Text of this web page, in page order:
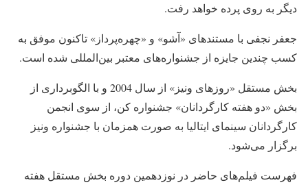
دیگر به روی پرده خواهد رفت.
جعفر نجفی با مستندهای «آشو» و «چهره‌پرداز» تاکنون موفق به
کسب چندین جایزه از جشنواره‌های معتبر بین‌المللی شده است.
بخش مستقل «روزهای ونیز» از سال 2004 و با الگوبرداری از
بخش «دو هفته کارگردانان» جشنواره کن، از سوی انجمن
کارگردانان سینمای ایتالیا به صورت همزمان با جشنواره ونیز
برگزار می‌شود.
فهرست فیلم‌های حاضر در نوزدهمین دوره بخش مستقل هفته